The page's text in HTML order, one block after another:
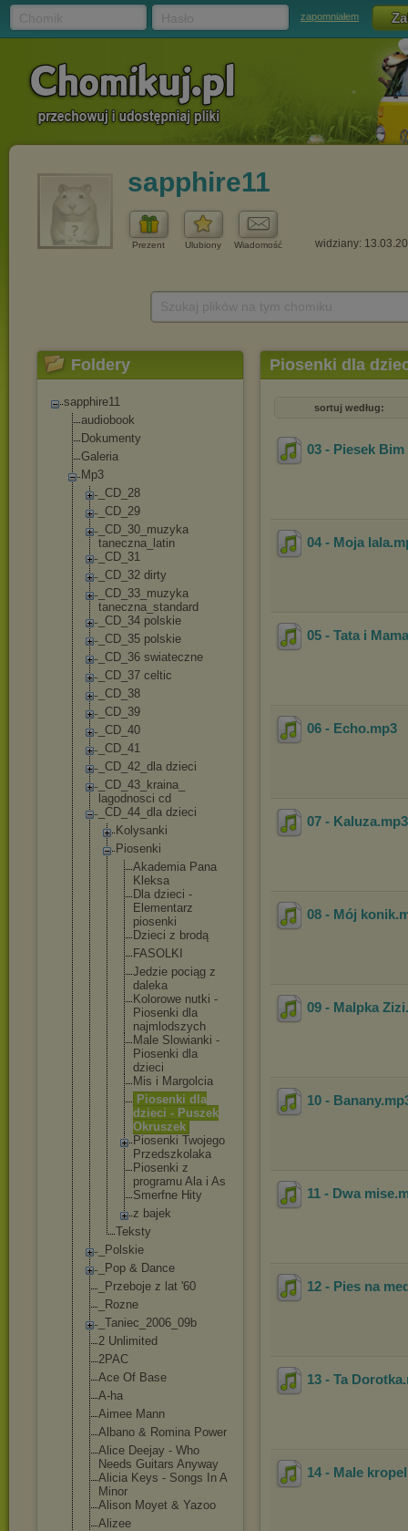
zapomniałem
sapphire11
Prezent Ulubiony Wiadomość widziany:
Foldery
sapphire11
audiobook
Dokumenty
Galeria
Mp3
_CD_28
_CD_29
_CD_30_muzyka
taneczna_latin
_CD_31
_CD_32 dirty
_CD_33_muzyka
taneczna_standard
_CD_34 polskie
_CD_35 polskie
_CD_36 swiateczne
_CD_37 celtic
_CD_38
_CD_39
_CD_40
_CD_41
_CD_42_dla dzieci
_CD_43_kraina_
lagodnosci cd
_CD_44_dla dzieci
Kolysanki
Piosenki
Akademia Pana
Kleksa
Dla dzieci -
Elementarz
piosenki
Dzieci z brodą
FASOLKI
Jedzie pociąg z
daleka
Kolorowe nutki -
Piosenki dla
najmlodszych
Male Slowianki -
Piosenki dla
dzieci
Mis i Margolcia
Piosenki dla
dzieci - Puszek
Okruszek
Piosenki Twojego
Przedszkolaka
Piosenki z
programu Ala i As
Smerfne Hity
z bajek
Teksty
_Polskie
_Pop & Dance
_Przeboje z lat '60
_Rozne
_Taniec_2006_09b
2 Unlimited
2PAC
Ace Of Base
A-ha
Aimee Mann
Albano & Romina Power
Alice Deejay - Who
Needs Guitars Anyway
Alicia Keys - Songs In A
Minor
Alison Moyet & Yazoo
Alizee
Piosenki dla
sortuj według:
03 - Piesek Bim
04 - Moja lala
05 - Tata i Mama
06 - Echo.mp3
07 - Kaluza
08 - Mój konik
09 - Malpka Zizi
10 - Banany
11 - Dwa mise
12 - Pies na
13 - Ta Dorotka
14 - Male